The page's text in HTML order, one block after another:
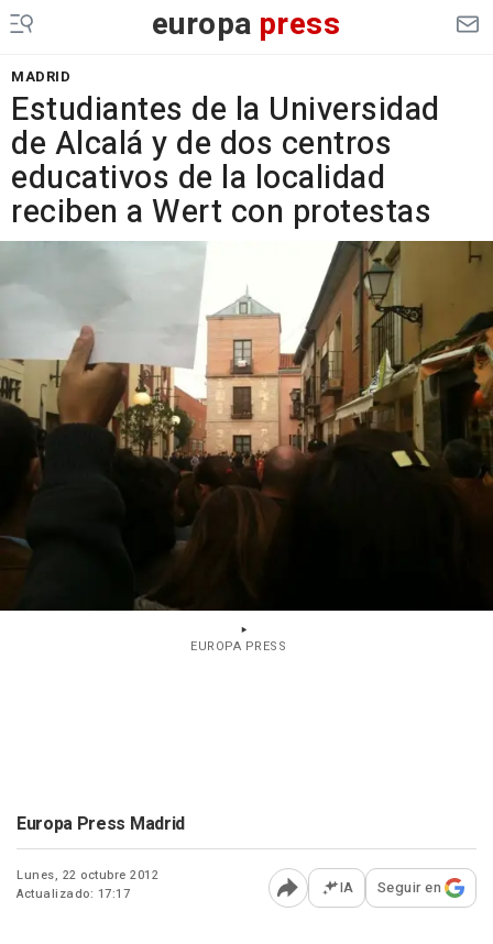
europa press
MADRID
Estudiantes de la Universidad
de Alcalá y de dos centros
educativos de la localidad
reciben a Wert con protestas
EUROPA PRESS
Europa Press Madrid
Lunes, 22 octubre 2012
Actualizado: 17:17
Abrir opciones para
IA Seguir en